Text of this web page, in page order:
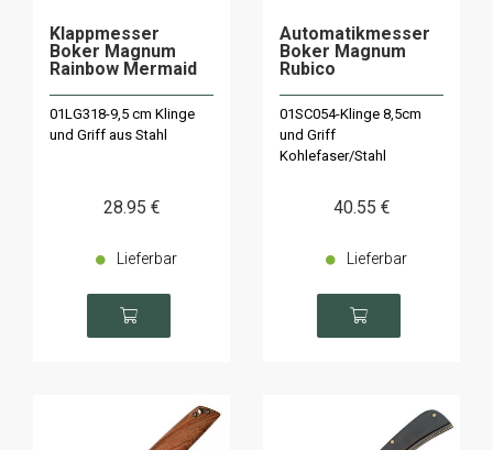
Klappmesser
Boker Magnum
Rainbow Mermaid
01LG318-9,5 cm Klinge
und Griff aus Stahl
28.95 €
Lieferbar
Automatikmesser
Boker Magnum
Rubico
01SC054-Klinge 8,5cm
und Griff
Kohlefaser/Stahl
40.55 €
Lieferbar